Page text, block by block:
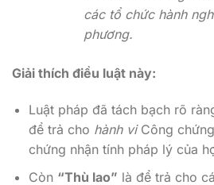
các tổ chức hành
phương.
Giải thích điều luật này:
Luật pháp đã tách bạch rõ
để trả cho hành viCông
chứng nhận tính pháp lý của
Còn “Thù lao” là để trả cho